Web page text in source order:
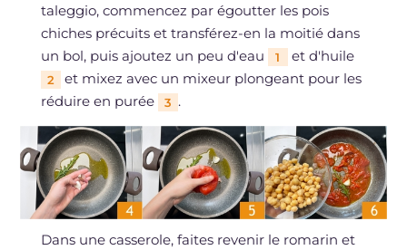
taleggio, commencez par égoutter les pois
chiches précuits et transférez-en la moitié dans
un bol, puis ajoutez un peu d'eau
1 et d'huile
2
et mixez avec un mixeur plongeant pour les
réduire en purée
3 .
Dans une casserole, faites revenir le romarin et